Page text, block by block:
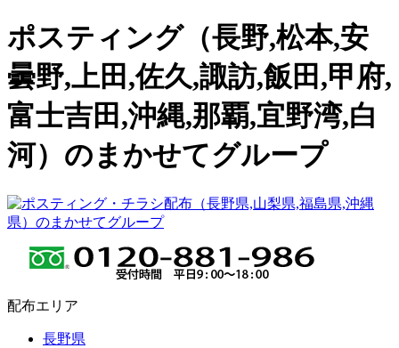
ポスティング（長野,松本,安
曇野,上田,佐久,諏訪,飯田,甲府,
富士吉田,沖縄,那覇,宜野湾,白
河）のまかせてグループ
配布エリア
長野県